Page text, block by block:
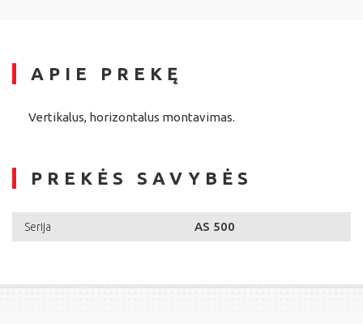
APIE PREKĘ
Vertikalus, horizontalus montavimas.
PREKĖS SAVYBĖS
Serija AS 500